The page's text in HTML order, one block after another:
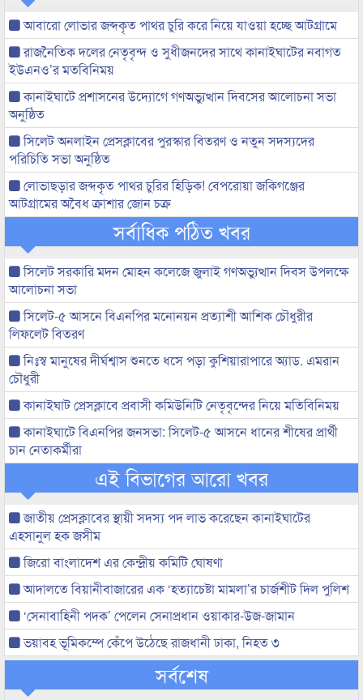
আবারো লোভার জব্দকৃত পাথর চুরি করে নিয়ে যাওয়া হচ্ছে আটগ্রামে
রাজনৈতিক দলের নেতৃবৃন্দ ও সুধীজনদের সাথে কানাইঘাটের নবাগত
ইউএনও’র মতবিনিময়
কানাইঘাটে প্রশাসনের উদ্যোগে গণঅভ্যুত্থান দিবসের আলোচনা সভা
অনুষ্ঠিত
সিলেট অনলাইন প্রেসক্লাবের পুরস্কার বিতরণ ও নতুন সদস্যদের
পরিচিতি সভা অনুষ্ঠিত
লোভাছড়ার জব্দকৃত পাথর চুরির হিড়িক! বেপরোয়া জকিগঞ্জের
আটগ্রামের অবৈধ ক্রাশার জোন চক্র
সর্বাধিক পঠিত খবর
সিলেট সরকারি মদন মোহন কলেজে জুলাই গণঅভ্যুত্থান দিবস উপলক্ষে
আলোচনা সভা
সিলেট-৫ আসনে বিএনপির মনোনয়ন প্রত্যাশী আশিক চৌধুরীর
লিফলেট বিতরণ
নিঃস্ব মানুষের দীর্ঘশ্বাস শুনতে ধসে পড়া কুশিয়ারাপারে অ্যাড. এমরান
চৌধুরী
কানাইঘাট প্রেসক্লাবে প্রবাসী কমিউনিটি নেতৃবৃন্দের নিয়ে মতিবিনিময়
কানাইঘাটে বিএনপির জনসভা: সিলেট-৫ আসনে ধানের শীষের প্রার্থী
চান নেতাকর্মীরা
এই বিভাগের আরো খবর
জাতীয় প্রেসক্লাবের স্থায়ী সদস্য পদ লাভ করেছেন কানাইঘাটের
এহসানুল হক জসীম
জিরো বাংলাদেশ এর কেন্দ্রীয় কমিটি ঘোষণা
আদালতে বিয়ানীবাজারের এক ‘হত্যাচেষ্টা মামলা’র চার্জশীট দিল পুলিশ
‘সেনাবাহিনী পদক’ পেলেন সেনাপ্রধান ওয়াকার-উজ-জামান
ভয়াবহ ভূমিকম্পে কেঁপে উঠেছে রাজধানী ঢাকা, নিহত ৩
সর্বশেষ